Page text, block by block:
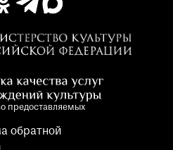
предоставляемых
обратной